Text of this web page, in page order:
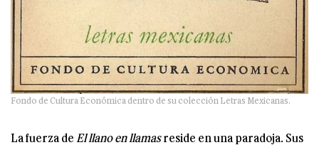
Fondo de Cultura Económica dentro de su colección Letras Mexicanas.
La fuerza de El llano en llamasreside en una paradoja. Sus